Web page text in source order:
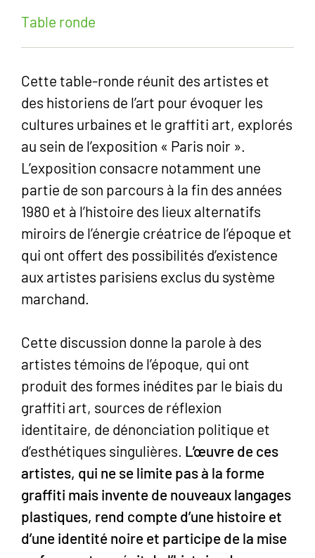
Table ronde
Cette table-ronde réunit des artistes et
des historiens de l’art pour évoquer les
cultures urbaines et le graffiti art, explorés
au sein de l’exposition « Paris noir ».
L’exposition consacre notamment une
partie de son parcours à la fin des années
1980 et à l’histoire des lieux alternatifs
miroirs de l’énergie créatrice de l’époque et
qui ont offert des possibilités d’existence
aux artistes parisiens exclus du système
marchand.
Cette discussion donne la parole à des
artistes témoins de l’époque, qui ont
produit des formes inédites par le biais du
graffiti art, sources de réflexion
identitaire, de dénonciation politique et
d’esthétiques singulières. L’œuvre de ces
artistes, qui ne se limite pas à la forme
graffiti mais invente de nouveaux langages
plastiques, rend compte d’une histoire et
d’une identité noire et participe de la mise